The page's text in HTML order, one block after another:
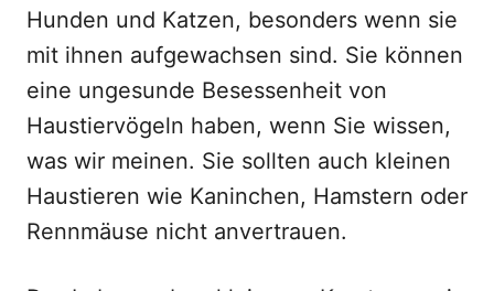
Hunden und Katzen, besonders wenn sie
mit ihnen aufgewachsen sind. Sie können
eine ungesunde Besessenheit von
Haustiervögeln haben, wenn Sie wissen,
was wir meinen. Sie sollten auch kleinen
Haustieren wie Kaninchen, Hamstern oder
Rennmäuse nicht anvertrauen.